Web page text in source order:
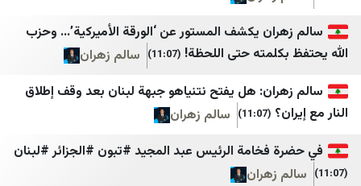
يمن شباب نت
المهرية نت
بوابة الفجر
جريدة المستقبل
يكشف المستور عن ‘الورقة الأميركية’… وحزب
حتى اللحظة! (11:07)
سالم زهران
هل يفتح نتنياهو جبهة لبنان بعد وقف إطلاق
(11:07)
سالم زهران
فخامة الرئيس عبد المجيد #تبون #الجزائر #لبنان
زهران